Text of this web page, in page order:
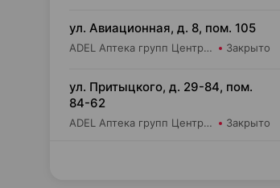
ул. Авиационная, д. 8, пом. 105
ADEL Аптека групп Центр ООО Аптека №49 Закрыто
ул. Притыцкого, д. 29-84, пом.
84-62
ADEL Аптека групп Центр ООО Аптека №110 Закрыто